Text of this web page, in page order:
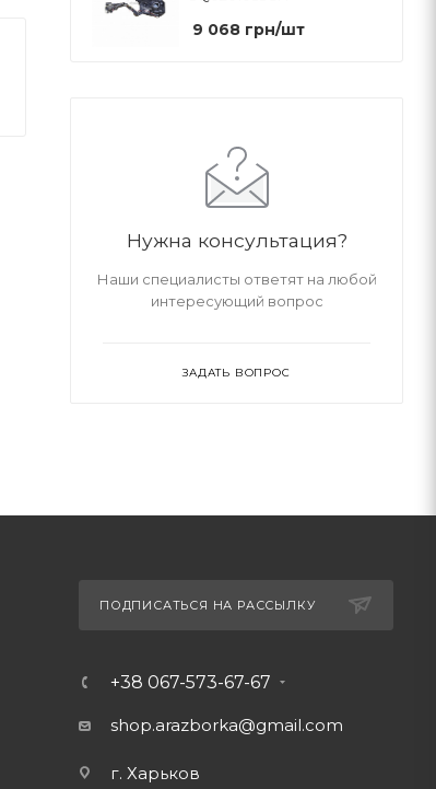
9 068 грн/шт
Нужна консультация?
Наши специалисты ответят на любой
интересующий вопрос
ЗАДАТЬ ВОПРОС
ПОДПИСАТЬСЯ НА РАССЫЛКУ
+38 067-573-67-67
shop.arazborka@gmail.com
г. Харьков